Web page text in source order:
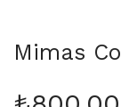
Mimas